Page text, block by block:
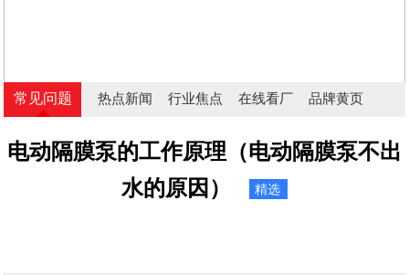
常见问题 热点新闻 行业焦点 在线看厂 品牌黄页
电动隔膜泵的工作原理（电动隔膜泵不出
水的原因）
精选